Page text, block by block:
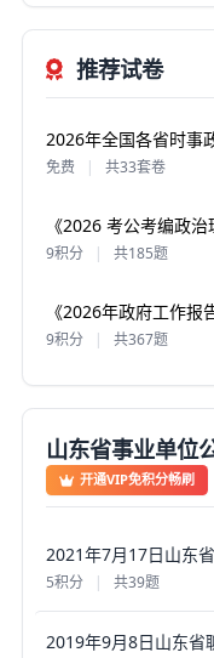
推荐试卷
2026年全国各省时事
免费 | 共33套卷
《2026 考公考编政治
9积分 | 共185题
《2026年政府工作报
9积分 共367题
山东省事业单位
开通VIP免积分畅刷
5积分 | 共39题